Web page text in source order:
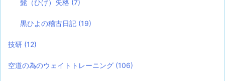
髭（ひげ）失格 (7)
黒ひよの稽古日記 (19)
技研 (12)
空道の為のウェイトトレーニング (106)